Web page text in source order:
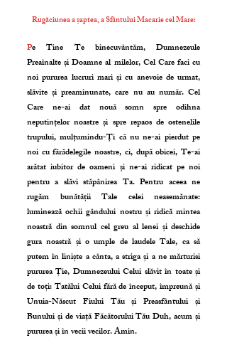
Rugăciunea a șaptea, a Sfântului Macarie cel Mare:
Pe Tine Te binecuvântăm, Dumnezeule
Preaînalte și Doamne al milelor, Cel Care faci cu
noi pururea lucruri mari și cu anevoie de urmat,
slăvite și preaminunate, care nu au număr. Cel
Care ne-ai dat nouă somn spre odihna
neputințelor noastre și spre repaos de ostenelile
trupului, mulțumindu-Ți că nu ne-ai pierdut pe
noi cu fărădelegile noastre, ci, după obicei, Te-ai
arătat iubitor de oameni și ne-ai ridicat pe noi
pentru a slăvi stăpânirea Ta. Pentru aceea ne
rugăm bunătății Tale celei neasemănate:
luminează ochii gândului nostru și ridică mintea
noastră din somnul cel greu al lenei și deschide
gura noastră și o umple de laudele Tale, ca să
putem în liniște a cânta, a striga și a ne mărturisi
pururea Ție, Dumnezeului Celui slăvit în toate și
de toți: Tatălui Celui fără de început, împreună și
Unuia-Născut Fiului Tău și Preasfântului și
Bunului și de viață Făcătorului Tău Duh, acum și
pururea și în vecii vecilor. Amin.